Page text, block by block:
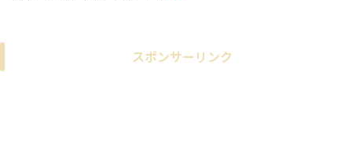
スポンサーリンク